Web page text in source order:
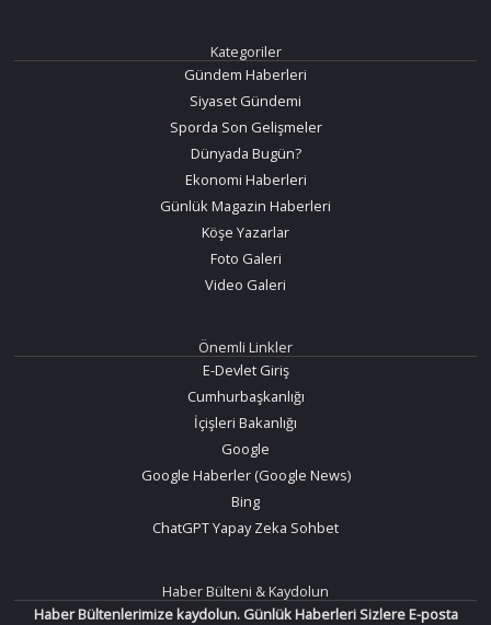
Kategoriler
Gündem Haberleri
Siyaset Gündemi
Sporda Son Gelişmeler
Dünyada Bugün?
Ekonomi Haberleri
Günlük Magazin Haberleri
Köşe Yazarlar
Foto Galeri
Video Galeri
Önemli Linkler
E-Devlet Giriş
Cumhurbaşkanlığı
İçişleri Bakanlığı
Google
Google Haberler (Google News)
Bing
ChatGPT Yapay Zeka Sohbet
Haber Bülteni & Kaydolun
Haber Bültenlerimize kaydolun. Günlük Haberleri Sizlere E-posta